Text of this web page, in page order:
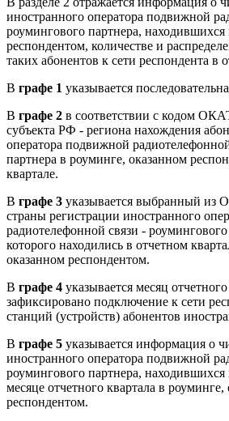
иностранного оператора подвижной
роумингового партнера,
респондентом, количестве и
таких абонентов к сети респондента в
В графе 1 указывается
В графе 2 в соответствии с кодом
субъекта РФ - региона нахождения
оператора подвижной
партнера в роуминге, оказанном
квартале.
В графе 3 указывается выбранный
страны регистрации иностранного
радиотелефонной связи -
которого находились в отчетном
оказанном респондентом.
В графе 4 указывается месяц
зафиксировано подключение к сети
станций (устройств) абонентов
В графе 5 указывается информация о
иностранного оператора подвижной
роумингового партнера,
месяце отчетного квартала в роуминге,
респондентом.